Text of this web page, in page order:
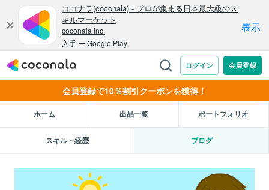
会員登録で10％割引クーポンを獲得！
ホーム 出品一覧 ポートフォリオ
スキル・経歴 ブログ